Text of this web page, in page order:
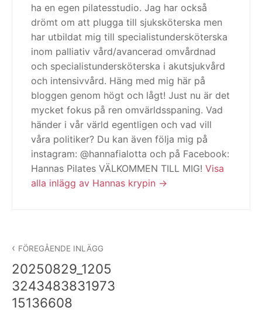
ha en egen pilatesstudio. Jag har också
drömt om att plugga till sjuksköterska men
har utbildat mig till specialistundersköterska
inom palliativ vård/avancerad omvårdnad
och specialistundersköterska i akutsjukvård
och intensivvård. Häng med mig här på
bloggen genom högt och lågt! Just nu är det
mycket fokus på ren omvärldsspaning. Vad
händer i vår värld egentligen och vad vill
våra politiker? Du kan även följa mig på
instagram: @hannafialotta och på Facebook:
Hannas Pilates VÄLKOMMEN TILL MIG! Visa
alla inlägg av Hannas krypin
FÖREGÅENDE INLÄGG
20250829_1205
3243483831973
15136608